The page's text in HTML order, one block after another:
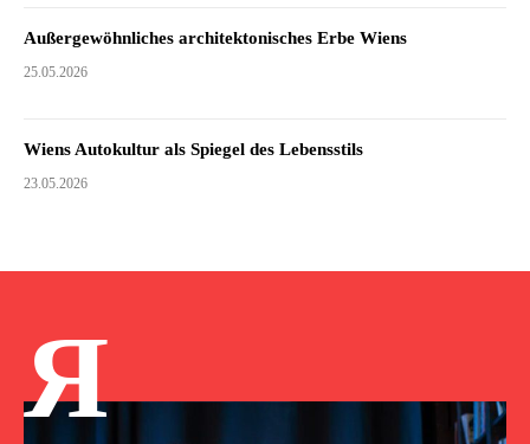
Außergewöhnliches architektonisches Erbe Wiens
25.05.2026
Wiens Autokultur als Spiegel des Lebensstils
23.05.2026
Я